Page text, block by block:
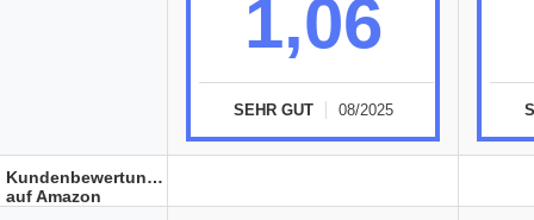
1,06
SEHR GUT 08/2025
Kundenbewertungen
auf Amazon